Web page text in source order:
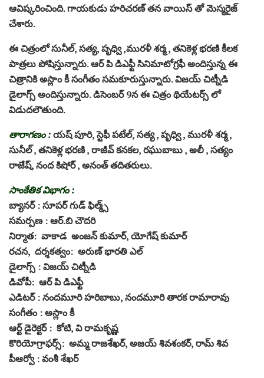
ఆవిష్కరించింది. గాయకుడు హరిచరణ్ తన వాయిస్ తో మెస్మరైజ్
చేశారు.
ఈ చిత్రంలో సునీల్, సత్య, పృధ్వి ,మురళీ శర్మ , తనికెళ్ల భరణి కీలక
పాత్రలు పోషిస్తున్నారు. ఆర్ పి డిఎఫ్టీ సినిమాటోగ్రఫీ అందిస్తున్న ఈ
చిత్రానికి అస్లాం కీ సంగీతం సమకూరుస్తున్నారు. విజయ్ చిట్నీడి
డైలాగ్స్ అందిస్తున్నారు. డిసెంబర్ 9న ఈ చిత్రం థియేటర్స్ లో
విడుదలౌతుంది.
తారాగణం :యష్ పూరి, స్టెఫీ పటేల్, సత్య , పృధ్వి , మురళీ శర్మ ,
సునీల్ , తనికెళ్ల భరణి , రాజీవ్ కనకల, రఘుబాబు , అలీ , సత్యం
రాజేష్, నంద కిషోర్ , అనంత్ తదితరులు.
సాంకేతిక విభాగం :
బ్యానర్ : సూపర్ గుడ్ ఫిల్మ్స్
సమర్పణ : ఆర్.బి చౌదరి
నిర్మాత: వాకాడ అంజన్ కుమార్, యోగేష్ కుమార్
రచన, దర్శకత్వం: అరుణ్ భారతి ఎల్
డైలాగ్స్ : విజయ్ చిట్నీడి
డివోపీ: ఆర్ పి డిఎఫ్టీ
ఎడిటర్ : నందమూరి హరిబాబు, నందమూరి తారక రామారావు
సంగీతం : అస్లాం కీ
ఆర్ట్ డైరెక్టర్ : కోటి, వి రామకృష్ణ
కొరియోగ్రాఫర్స్: అమ్మ రాజశేఖర్, అజయ్ శివశంకర్, రామ్ శివ
పీఆర్వో : వంశీ శేఖర్